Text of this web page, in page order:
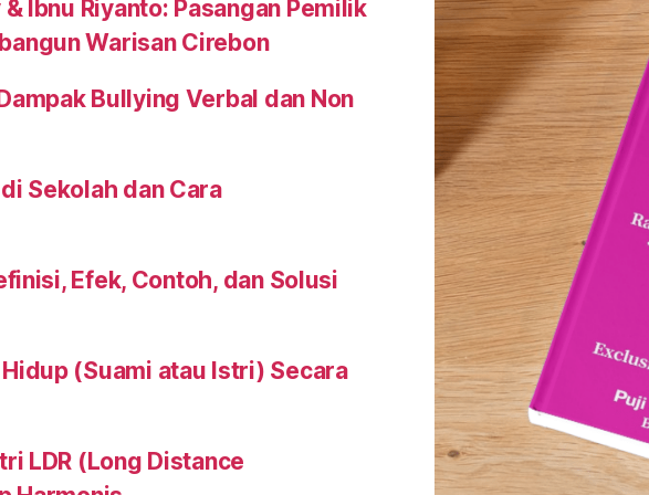
Ibnu Riyanto: Pasangan Pemilik
Warisan Cirebon
Bullying Verbal dan Non
Sekolah dan Cara
Efek, Contoh, dan Solusi
(Suami atau Istri) Secara
LDR (Long Distance